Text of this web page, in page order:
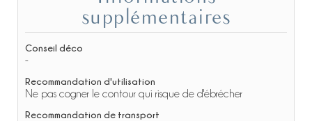
supplémentaires
Conseil déco
-
Recommandation d'utilisation
Ne pas cogner le contour qui risque de d'ébrécher
Recommandation de transport